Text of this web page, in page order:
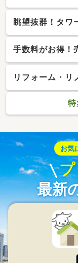
眺望抜群！タワ
手数料がお得！
リフォーム・リ
特
お気
プ
最新